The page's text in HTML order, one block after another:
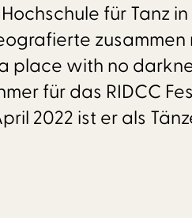
für Tanz
place with no
für das RIDCC
2022 ist er als